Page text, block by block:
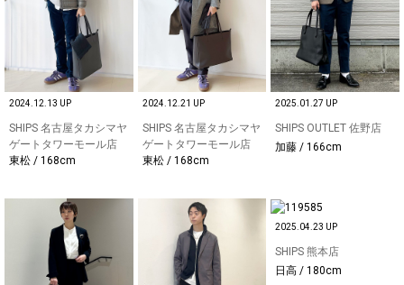
2024.12.13 UP
SHIPS 名古屋タカシマヤ
ゲートタワーモール店
東松 / 168cm
2024.12.21 UP
SHIPS 名古屋タカシマヤ
ゲートタワーモール店
東松 / 168cm
2025.01.27 UP
SHIPS OUTLET 佐野店
加藤 / 166cm
2025.04.23 UP
SHIPS 熊本店
日高 / 180cm